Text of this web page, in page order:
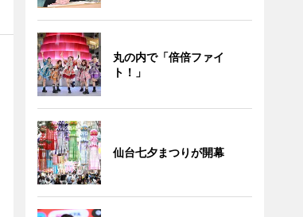
丸の内で「倍倍ファイ
ト！」
仙台七夕まつりが開幕